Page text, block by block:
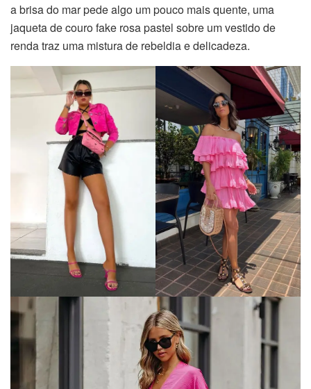
a brisa do mar pede algo um pouco mais quente, uma
jaqueta de couro fake rosa pastel sobre um vestido de
renda traz uma mistura de rebeldia e delicadeza.